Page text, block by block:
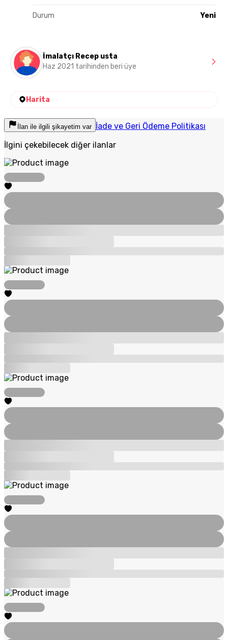
Durum Yeni
İmalatçı Recep usta
Haz 2021 tarihinden beri üye
Harita
İlan ile ilgili şikayetim var İade ve Geri Ödeme Politikası
İlgini çekebilecek diğer ilanlar